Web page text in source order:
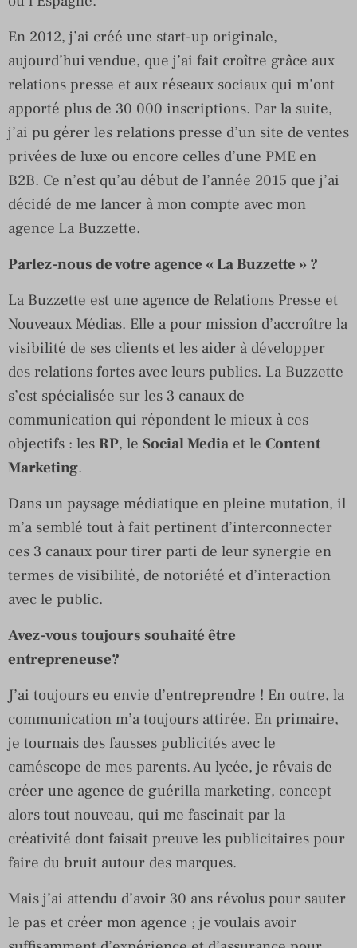
En 2012, j’ai créé une start-up originale,
aujourd’hui vendue, que j’ai fait croître grâce aux
relations presse et aux réseaux sociaux qui m’ont
apporté plus de 30 000 inscriptions. Par la suite,
j’ai pu gérer les relations presse d’un site de ventes
privées de luxe ou encore celles d’une PME en
B2B. Ce n’est qu’au début de l’année 2015 que j’ai
décidé de me lancer à mon compte avec mon
agence La Buzzette.
Parlez-nous de votre agence « La Buzzette » ?
La Buzzette est une agence de Relations Presse et
Nouveaux Médias. Elle a pour mission d’accroître la
visibilité de ses clients et les aider à développer
des relations fortes avec leurs publics. La Buzzette
s’est spécialisée sur les 3 canaux de
communication qui répondent le mieux à ces
objectifs : les RP, le Social Media et le Content
Marketing.
Dans un paysage médiatique en pleine mutation, il
m’a semblé tout à fait pertinent d’interconnecter
ces 3 canaux pour tirer parti de leur synergie en
termes de visibilité, de notoriété et d’interaction
avec le public.
Avez-vous toujours souhaité être
entrepreneuse?
J’ai toujours eu envie d’entreprendre ! En outre, la
communication m’a toujours attirée. En primaire,
je tournais des fausses publicités avec le
caméscope de mes parents. Au lycée, je rêvais de
créer une agence de guérilla marketing, concept
alors tout nouveau, qui me fascinait par la
créativité dont faisait preuve les publicitaires pour
faire du bruit autour des marques.
Mais j’ai attendu d’avoir 30 ans révolus pour sauter
le pas et créer mon agence ; je voulais avoir